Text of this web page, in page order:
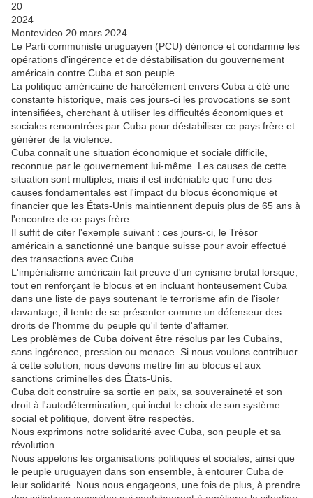
20
2024
Montevideo 20 mars 2024.
Le Parti communiste uruguayen (PCU) dénonce et condamne les
opérations d'ingérence et de déstabilisation du gouvernement
américain contre Cuba et son peuple.
La politique américaine de harcèlement envers Cuba a été une
constante historique, mais ces jours-ci les provocations se sont
intensifiées, cherchant à utiliser les difficultés économiques et
sociales rencontrées par Cuba pour déstabiliser ce pays frère et
générer de la violence.
Cuba connaît une situation économique et sociale difficile,
reconnue par le gouvernement lui-même. Les causes de cette
situation sont multiples, mais il est indéniable que l'une des
causes fondamentales est l'impact du blocus économique et
financier que les États-Unis maintiennent depuis plus de 65 ans à
l'encontre de ce pays frère.
Il suffit de citer l'exemple suivant : ces jours-ci, le Trésor
américain a sanctionné une banque suisse pour avoir effectué
des transactions avec Cuba.
L'impérialisme américain fait preuve d'un cynisme brutal lorsque,
tout en renforçant le blocus et en incluant honteusement Cuba
dans une liste de pays soutenant le terrorisme afin de l'isoler
davantage, il tente de se présenter comme un défenseur des
droits de l'homme du peuple qu'il tente d'affamer.
Les problèmes de Cuba doivent être résolus par les Cubains,
sans ingérence, pression ou menace. Si nous voulons contribuer
à cette solution, nous devons mettre fin au blocus et aux
sanctions criminelles des États-Unis.
Cuba doit construire sa sortie en paix, sa souveraineté et son
droit à l'autodétermination, qui inclut le choix de son système
social et politique, doivent être respectés.
Nous exprimons notre solidarité avec Cuba, son peuple et sa
révolution.
Nous appelons les organisations politiques et sociales, ainsi que
le peuple uruguayen dans son ensemble, à entourer Cuba de
leur solidarité. Nous nous engageons, une fois de plus, à prendre